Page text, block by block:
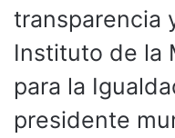
transparencia
Instituto de la
para la
presidente